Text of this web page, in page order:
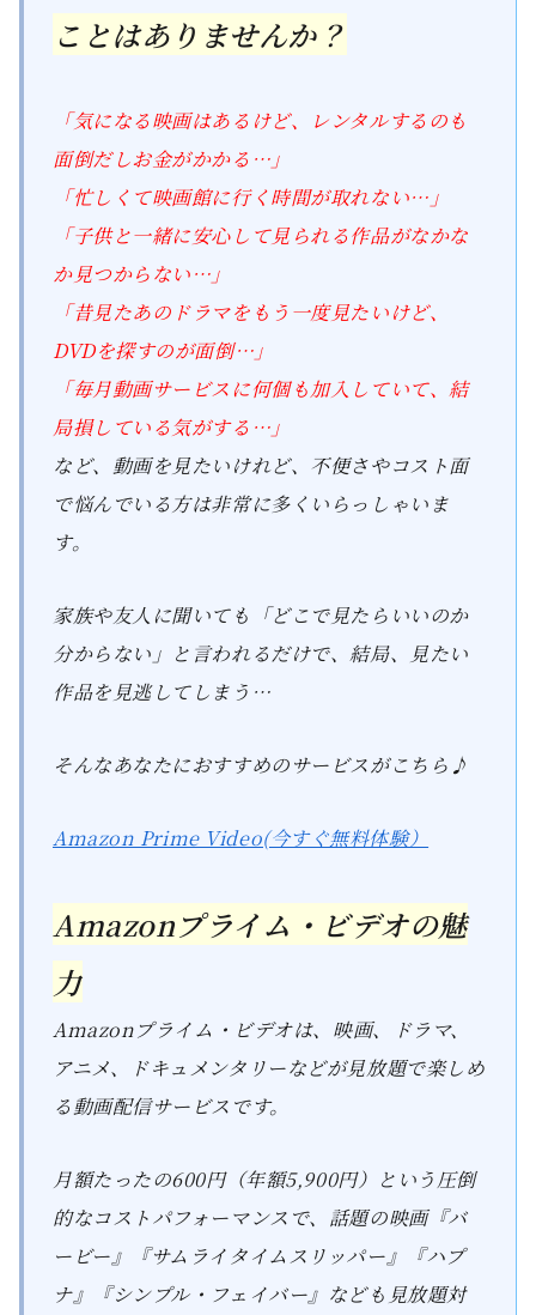
ことはありませんか？
「気になる映画はあるけど、レンタルするのも
面倒だしお金がかかる…」
「忙しくて映画館に行く時間が取れない…」
「子供と一緒に安心して見られる作品がなかな
か見つからない…」
「昔見たあのドラマをもう一度見たいけど、
DVDを探すのが面倒…」
「毎月動画サービスに何個も加入していて、結
局損している気がする…」
など、動画を見たいけれど、不便さやコスト面
で悩んでいる方は非常に多くいらっしゃいま
す。
家族や友人に聞いても「どこで見たらいいのか
分からない」と言われるだけで、結局、見たい
作品を見逃してしまう…
そんなあなたにおすすめのサービスがこちら♪
Amazon Prime Video(今すぐ無料体験）
Amazonプライム・ビデオの魅
力
Amazonプライム・ビデオは、映画、ドラマ、
アニメ、ドキュメンタリーなどが見放題で楽しめ
る動画配信サービスです。
月額たったの600円（年額5,900円）という圧倒
的なコストパフォーマンスで、話題の映画『バ
ービー』『サムライタイムスリッパー』『ハプ
ナ』『シンプル・フェイバー』なども見放題対